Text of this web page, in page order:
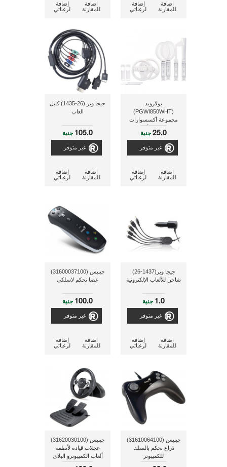
إضافة
لرغباتي
اضافة
للمقارنة
إضافة
لرغباتي
اضافة
للمقارنة
بولارويد
(PGWI850WHT)
مجموعة أكسسوارات
خاصة بجهاز الألعاب Wii
25.0جنية
غير متوفر
إضافة
لرغباتي
اضافة
للمقارنة
جيجا وير (26-1435) كابل
العاب
105.0 جنية
غير متوفر
إضافة
لرغباتي
اضافة
للمقارنة
جيجا وير(1437-26)
شاحن للألعاب الإلكترونية
1.0 جنية
غير متوفر
إضافة
لرغباتي
اضافة
للمقارنة
جينيس (31600037100)
عصا تحكم لاسلكى
100.0 جنية
غير متوفر
إضافة
لرغباتي
اضافة
للمقارنة
جينيس (31610064100)
ذراع تحكم بالسلك
للكمبيوتر
جينيس (31620030100)
عجلات قيادة لأنظمة
ألعاب الكمبيوترو البلاى
إستيشن 3 و وي و جيم